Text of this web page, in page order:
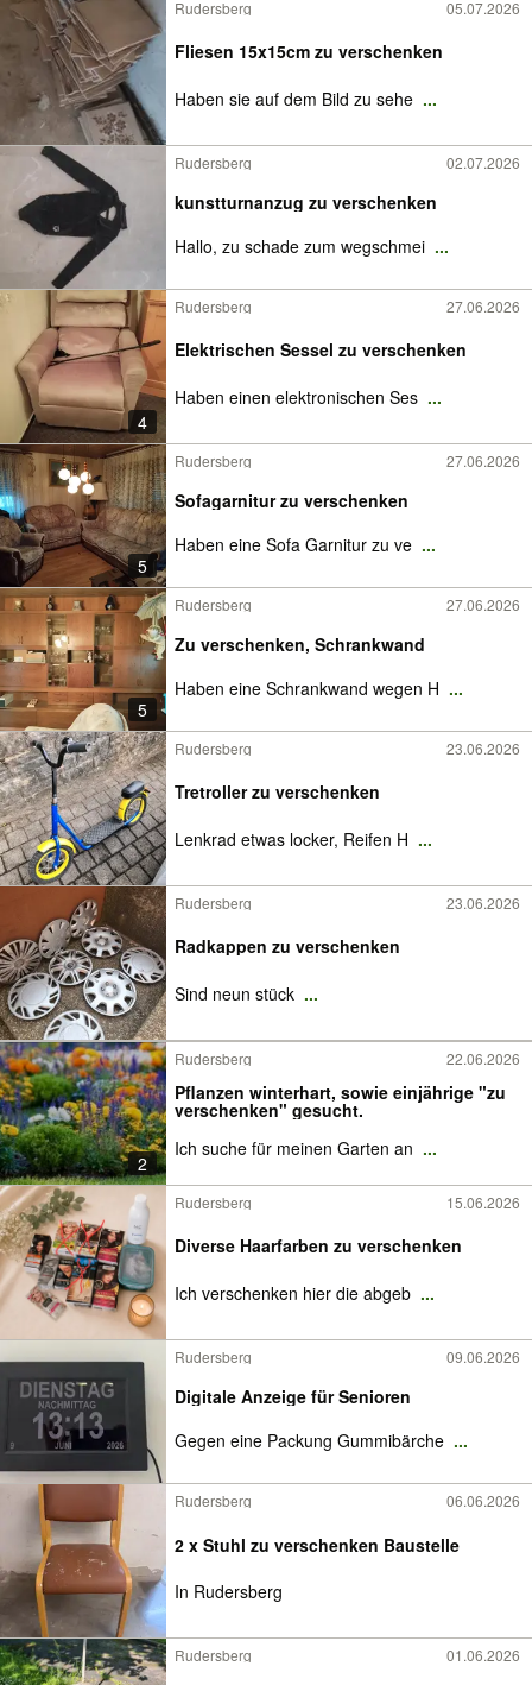
Rudersberg 05.07.2026
Fliesen 15x15cm zu verschenken
Haben sie auf dem Bild zu sehe ...
Rudersberg 02.07.2026
kunstturnanzug zu verschenken
Hallo, zu schade zum wegschmei ...
4
Rudersberg 27.06.2026
Elektrischen Sessel zu verschenken
Haben einen elektronischen Ses ...
5
Rudersberg 27.06.2026
Sofagarnitur zu verschenken
Haben eine Sofa Garnitur zu ve ...
5
Rudersberg 27.06.2026
Zu verschenken, Schrankwand
Haben eine Schrankwand wegen H ...
Rudersberg 23.06.2026
Tretroller zu verschenken
Lenkrad etwas locker, Reifen H ...
Rudersberg 23.06.2026
Radkappen zu verschenken
Sind neun stück ...
2
Rudersberg 22.06.2026
Pflanzen winterhart, sowie einjährige "zu
verschenken" gesucht.
Ich suche für meinen Garten an ...
Rudersberg 15.06.2026
Diverse Haarfarben zu verschenken
Ich verschenken hier die abgeb ...
Rudersberg 09.06.2026
Digitale Anzeige für Senioren
Gegen eine Packung Gummibärche ...
Rudersberg 06.06.2026
2 x Stuhl zu verschenken Baustelle
In Rudersberg
Rudersberg 01.06.2026